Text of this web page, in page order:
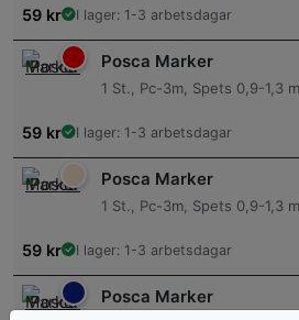
59 kr I lager: 1-3 arbetsdagar
Posca Marker
1 St., Pc-3m, Spets 0,9-1,3
59 kr I lager: 1-3 arbetsdagar
Posca Marker
1 St., Pc-3m, Spets 0,9-1,3
59 kr I lager: 1-3 arbetsdagar
Posca Marker